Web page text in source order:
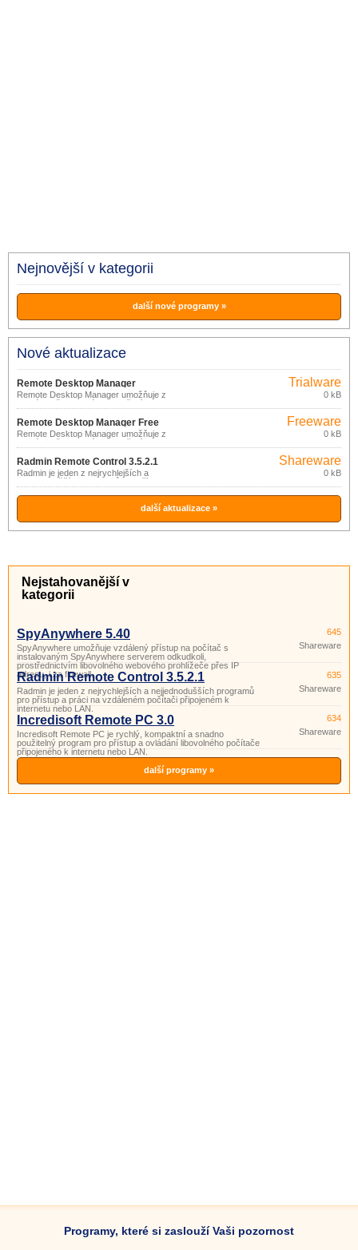
Nejnovější v kategorii
další nové programy »
Nové aktualizace
Remote Desktop Manager
Enterprise 2020.2.14.0
Remote Desktop Manager umožňuje z
jediného uživatelského prostředí
spravovat všechna vaše vzdálená
připojení a virtuální počítače.
Trialware
0 kB
Remote Desktop Manager Free
2020.2.14.0
Remote Desktop Manager umožňuje z
jediného uživatelského prostředí
spravovat všechna vaše vzdálená
připojení a virtuální počítače.
Freeware
0 kB
Radmin Remote Control 3.5.2.1
Radmin je jeden z nejrychlejších a
nejjednodušších programů pro přístup a
práci na vzdáleném počítači připojeném
k internetu nebo LAN.
Shareware
0 kB
další aktualizace »
Nejstahovanější v
kategorii
SpyAnywhere 5.40
SpyAnywhere umožňuje vzdálený přístup na počítač s
instalovaným SpyAnywhere serverem odkudkoli,
prostřednictvím libovolného webového prohlížeče přes IP
adresu, i za firewall.
645
Shareware
Radmin Remote Control 3.5.2.1
Radmin je jeden z nejrychlejších a nejjednodušších programů
pro přístup a práci na vzdáleném počítači připojeném k
internetu nebo LAN.
635
Shareware
Incredisoft Remote PC 3.0
Incredisoft Remote PC je rychlý, kompaktní a snadno
použitelný program pro přístup a ovládání libovolného počítače
připojeného k internetu nebo LAN.
634
Shareware
další programy »
Programy, které si zaslouží Vaši pozornost